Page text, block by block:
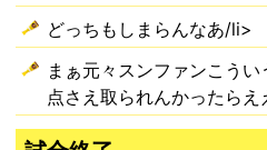
どっちもしまらんなあ/li>
まぁ元々スンファンこう
点さえ取られんかったら